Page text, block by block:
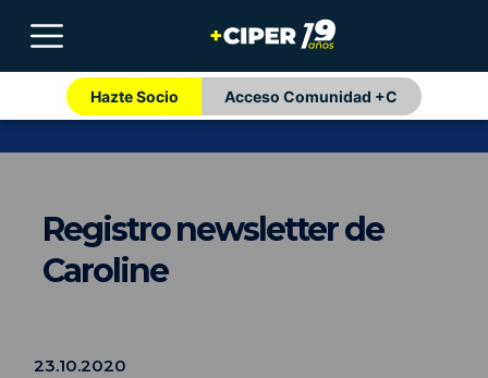
Hazte Socio Acceso Comunidad +C
Registro newsletter de
Caroline
23.10.2020